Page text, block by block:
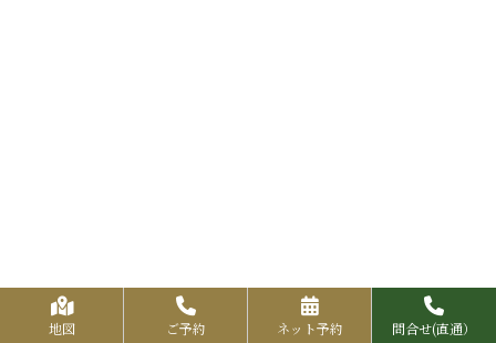
地図 ご予約 ネット予約 問合せ(直通）